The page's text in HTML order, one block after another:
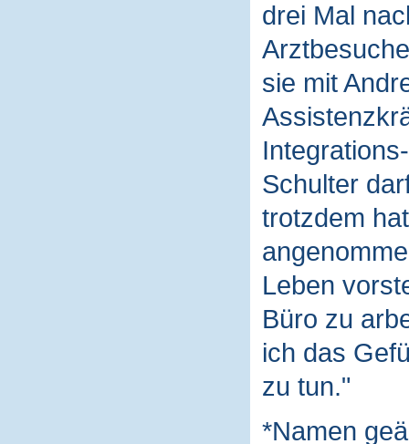
drei Mal
sie mit
Schulter
trotzdem
Leben
Büro zu
ich das
zu tun."
*Namen